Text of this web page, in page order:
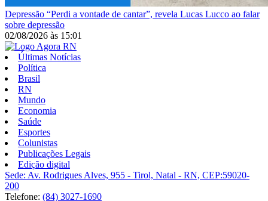
Depressão “Perdi a vontade de cantar”, revela Lucas Lucco ao falar
sobre depressão
02/08/2026 às 15:01
Últimas Notícias
Política
Brasil
RN
Mundo
Economia
Saúde
Esportes
Colunistas
Publicações Legais
Edição digital
Sede: Av. Rodrigues Alves, 955 - Tirol, Natal - RN, CEP:59020-
200
Telefone: (84) 3027-1690